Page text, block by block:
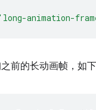
'long-animation-
前的长动画帧，如下